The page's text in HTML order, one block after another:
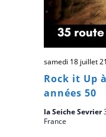
Rock it Up
années 50
samedi 18 juillet
la Seiche Sevrier
France